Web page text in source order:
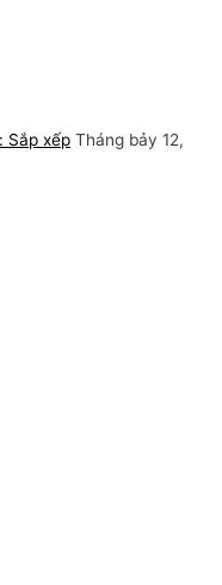
Sắp xếp Tháng bảy 12,